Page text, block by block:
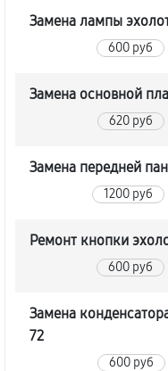
Замена лампы
600 руб
Замена основной
620 руб
Замена передней
1200 руб
Ремонт кнопки
600 руб
Замена
72
600 руб